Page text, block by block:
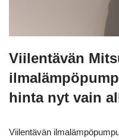
Viilentävän
hinta nyt vain
Viilentävän